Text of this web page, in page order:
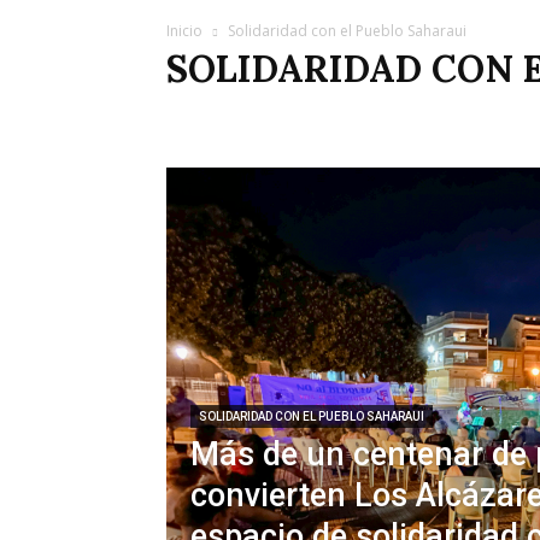
Inicio Solidaridad con el Pueblo Saharaui
SOLIDARIDAD CON
Colombia
Consumidores Convocatorias
Editorial
Euskadi
Extremadura
Historia de España
Investigación
Irán Italia Justicia social
Maltrato Animal
Mar Menor Medioambiente
Movimiento Obrero
Movimiento Vecinal
Nuestro blog
Obituario Opinión País Valencià
Pensionistas
Policía Política Política ambiental
Región
Región de Murcia Reino Unido
SOLIDARIDAD CON EL PUEBLO SAHARAUI
Más de un centenar de
convierten Los